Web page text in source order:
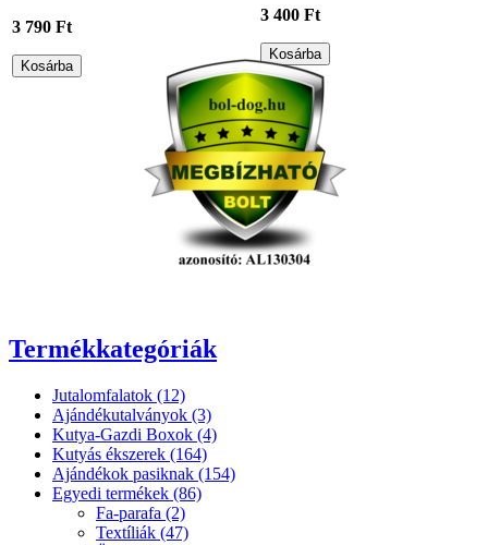
3 790 Ft
3 400 Ft
Termékkategóriák
Jutalomfalatok (12)
Ajándékutalványok (3)
Kutya-Gazdi Boxok (4)
Kutyás ékszerek (164)
Ajándékok pasiknak (154)
Egyedi termékek (86)
Fa-parafa (2)
Textíliák (47)